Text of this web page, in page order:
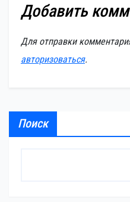
Добавить
Для отправки
авторизоваться.
Поиск